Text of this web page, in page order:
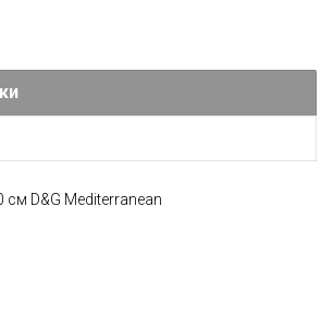
D&G Mediterranean